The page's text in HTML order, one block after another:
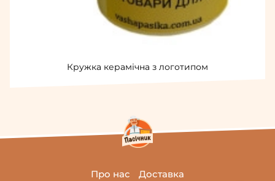
Кружка керамічна з логотипом
Про нас Доставка